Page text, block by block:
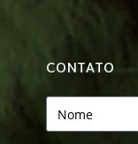
CONTATO